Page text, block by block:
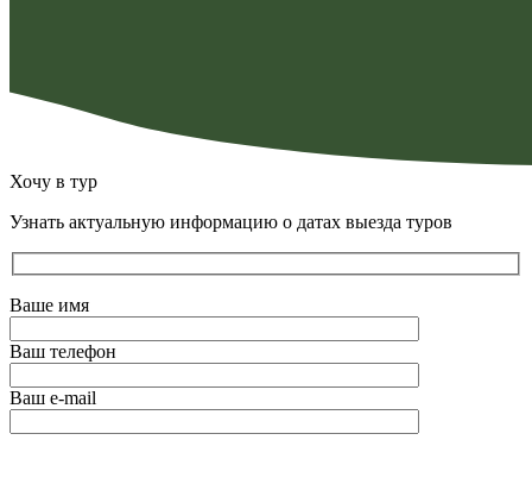
Хочу в тур
Узнать актуальную информацию о датах выезда туров
Ваше имя
Ваш телефон
Ваш e-mail